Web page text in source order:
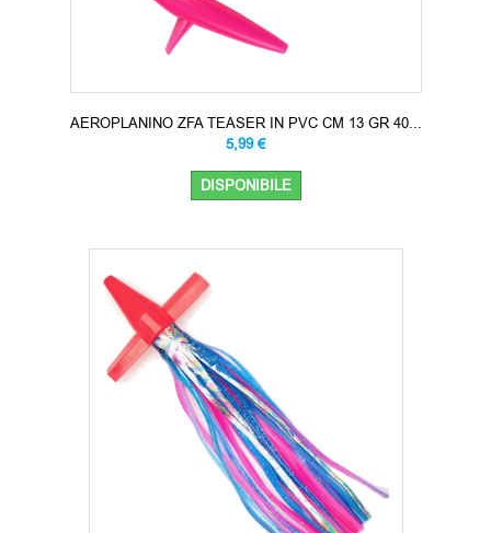
AEROPLANINO ZFA TEASER IN PVC CM 13 GR 40...
5,99 €
DISPONIBILE